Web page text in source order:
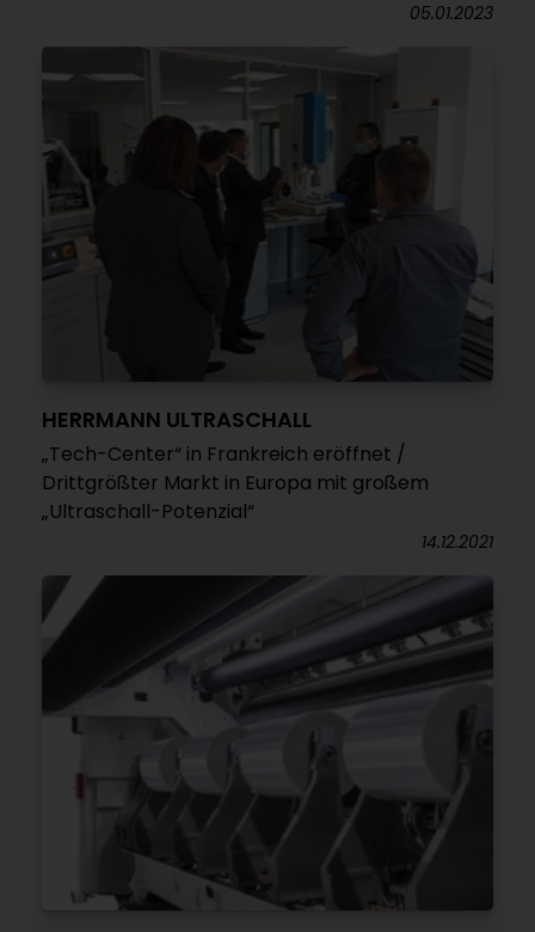
05.01.2023
HERRMANN ULTRASCHALL
„Tech-Center“ in Frankreich eröffnet /
Drittgrößter Markt in Europa mit großem
„Ultraschall-Potenzial“
14.12.2021